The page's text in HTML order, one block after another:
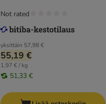
yksittäin 57,98 €
55,19 €
1,97 € / kg
51,33 €
Not rated